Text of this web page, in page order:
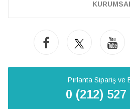
Pırlanta Sipariş ve
0 (212) 527